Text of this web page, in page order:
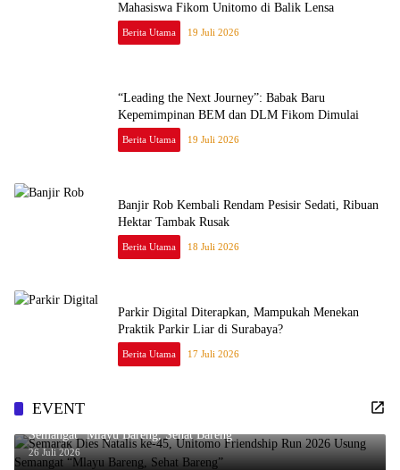
Mahasiswa Fikom Unitomo di Balik Lensa
Berita Utama 19 Juli 2026
“Leading the Next Journey”: Babak Baru
Kepemimpinan BEM dan DLM Fikom Dimulai
Berita Utama 19 Juli 2026
Banjir Rob Kembali Rendam Pesisir Sedati, Ribuan
Hektar Tambak Rusak
Berita Utama 18 Juli 2026
Parkir Digital Diterapkan, Mampukah Menekan
Praktik Parkir Liar di Surabaya?
Berita Utama 17 Juli 2026
EVENT
Semarak Dies Natalis ke-45, Unitomo Friendship Run 2026 Usung
Semangat “Mlayu Bareng, Sehat Bareng”
26 Juli 2026